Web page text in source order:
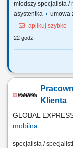
młodszy specjalista /
asystentka
umowa
aplikuj szybko
22 godz.
Codzienny kontakt z
doradztwo
wizualizacjiKlienta
GLOBAL
mobilna
specjalista /